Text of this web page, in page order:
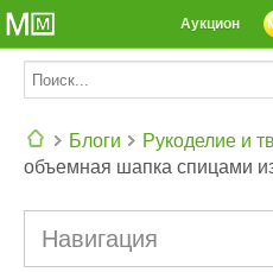
Аукцион
Блоги Рукоделие и
объемная шапка спицами
Навигация